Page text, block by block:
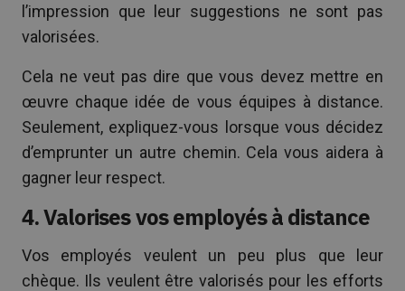
l’impression que leur suggestions ne sont pas
valorisées.
Cela ne veut pas dire que vous devez mettre en
œuvre chaque idée de vous équipes à distance.
Seulement, expliquez-vous lorsque vous décidez
d’emprunter un autre chemin. Cela vous aidera à
gagner leur respect.
4. Valorises vos employés à distance
Vos employés veulent un peu plus que leur
chèque. Ils veulent être valorisés pour les efforts